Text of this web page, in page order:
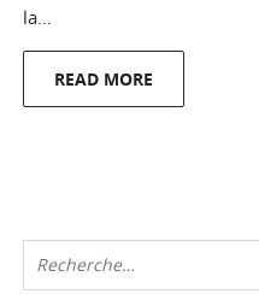
la…
READ MORE